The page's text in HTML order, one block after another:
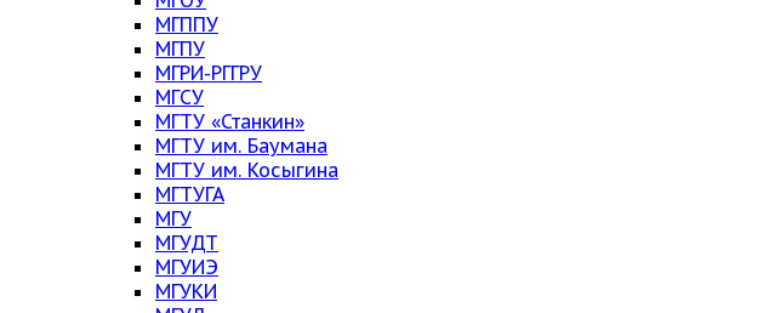
МГППУ
МГПУ
МГРИ-РГГРУ
МГСУ
МГТУ «Станкин»
МГТУ им. Баумана
МГТУ им. Косыгина
МГТУГА
МГУ
МГУДТ
МГУИЭ
МГУКИ